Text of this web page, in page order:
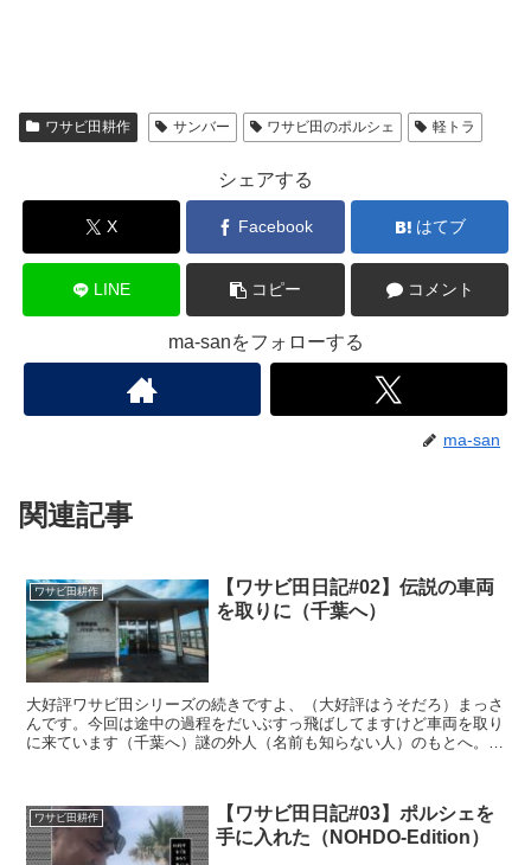
ワサビ田耕作 サンバー ワサビ田のポルシェ 軽トラ
シェアする
X Facebook はてブ
LINE コピー コメント
ma-sanをフォローする
ma-san
関連記事
ワサビ田耕作
【ワサビ田日記#02】伝説の車両
を取りに（千葉へ）
大好評ワサビ田シリーズの続きですよ、（大好評はうそだろ）まっさ
んです。今回は途中の過程をだいぶすっ飛ばしてますけど車両を取り
に来ています（千葉へ）謎の外人（名前も知らない人）のもとへ。
ワサビ田耕作
【ワサビ田日記#03】ポルシェを
手に入れた（NOHDO-Edition）